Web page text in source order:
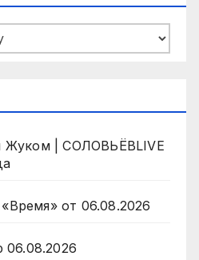
Жуком | СОЛОВЬЁВLIVE
от 06.08.2026
06.08.2026